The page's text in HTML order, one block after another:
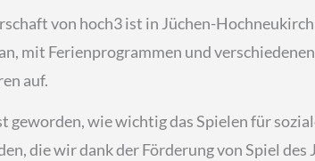
von hoch3 ist in Jüchen-
mit Ferienprogrammen und
auf.
geworden, wie wichtig das Spielen für
die wir dank der Förderung von Spiel